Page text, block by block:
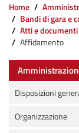
Home
Bandi di gara e
Atti e
Affidamento
Disposizioni
Organizzazione